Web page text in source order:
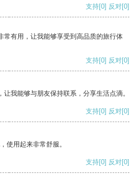
支持[0] 反对[0]
常有用，让我能够享受到高品质的旅行体
支持[0] 反对[0]
我能够与朋友保持联系，分享生活点滴。
支持[0] 反对[0]
使用起来非常舒服。
支持[0] 反对[0]